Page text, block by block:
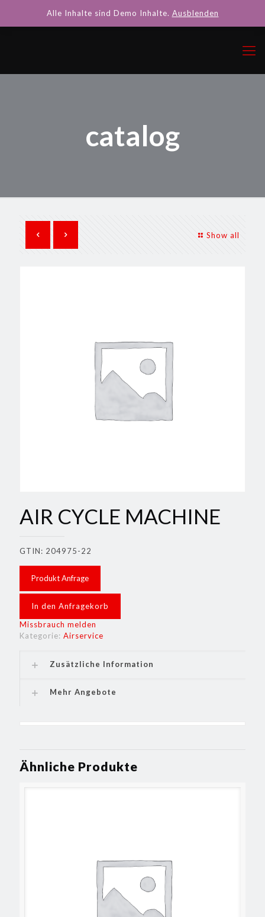
catalog
Show all
AIR CYCLE MACHINE
GTIN: 204975-22
Produkt Anfrage
In den Anfragekorb
Missbrauch melden
Kategorie: Airservice
Zusätzliche Information
Mehr Angebote
Ähnliche Produkte
Alle Inhalte sind Demo Inhalte. Ausblenden